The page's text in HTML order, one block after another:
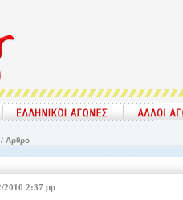
/ Αρθρο
2010 2:37 μμ